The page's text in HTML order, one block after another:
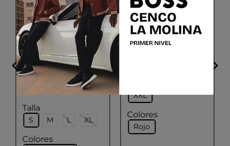
BOGGI MILANO
Polo de mezcla de
algodón y seda
Talla
S M L XL
Colores
BOSS
Polos
XXL
Colores
Rojo